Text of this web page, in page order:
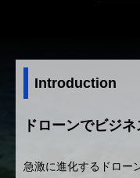
Introduction
ドローンでビジ
急激に進化するドロー